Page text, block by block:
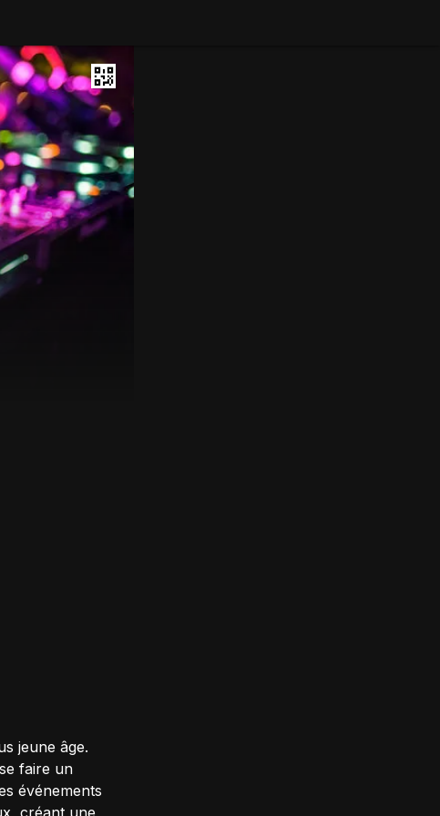
jeune âge.
faire un
événements